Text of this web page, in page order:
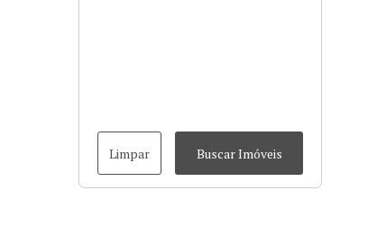
Limpar Buscar Imóveis